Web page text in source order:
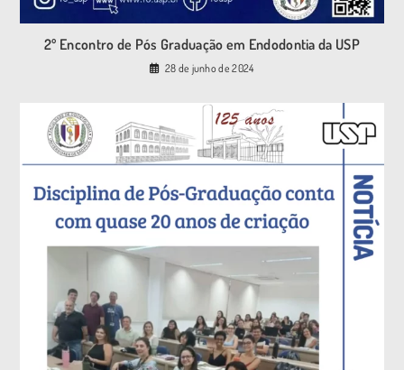
2º Encontro de Pós Graduação em Endodontia da USP
28 de junho de 2024